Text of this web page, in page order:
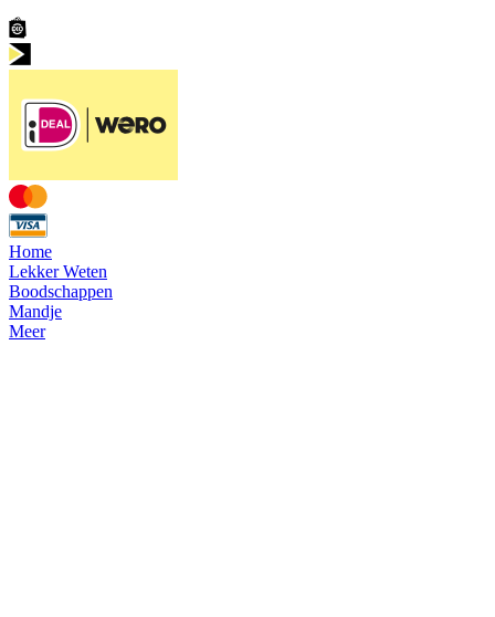
Home
Lekker Weten
Boodschappen
Mandje
Meer